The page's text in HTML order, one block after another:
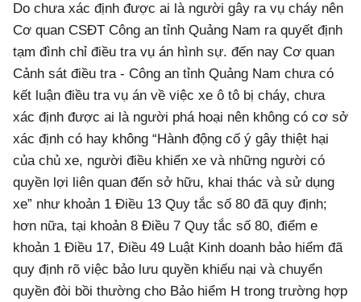
Do chưa xác định được ai là người gây ra vụ cháy nên
Cơ quan CSĐT Công an tỉnh Quảng Nam ra quyết định
tạm đình chỉ điều tra vụ án hình sự. đến nay Cơ quan
Cảnh sát điều tra - Công an tỉnh Quảng Nam chưa có
kết luận điều tra vụ án về việc xe ô tô bị cháy, chưa
xác định được ai là người phá hoại nên không có cơ sở
xác định có hay không “Hành động cố ý gây thiệt hại
của chủ xe, người điều khiển xe và những người có
quyền lợi liên quan đến sở hữu, khai thác và sử dụng
xe” như khoản 1 Điều 13 Quy tắc số 80 đã quy định;
hơn nữa, tại khoản 8 Điều 7 Quy tắc số 80, điểm e
khoản 1 Điều 17, Điều 49 Luật Kinh doanh bảo hiểm đã
quy định rõ việc bảo lưu quyền khiếu nại và chuyển
quyền đòi bồi thường cho Bảo hiểm H trong trường hợp